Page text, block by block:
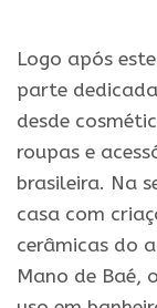
Logo após
parte
desde
roupas e
brasileira. Na
casa com
cerâmicas do
Mano de Baé,